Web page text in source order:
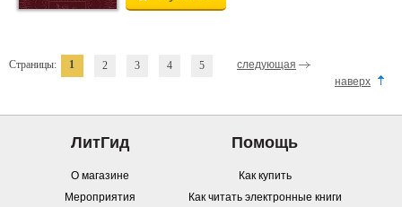
Страницы: 1 2 3 4 5
следующая
наверх
ЛитГид
О магазине
Мероприятия
Помощь
Как купить
Как читать электронные книги